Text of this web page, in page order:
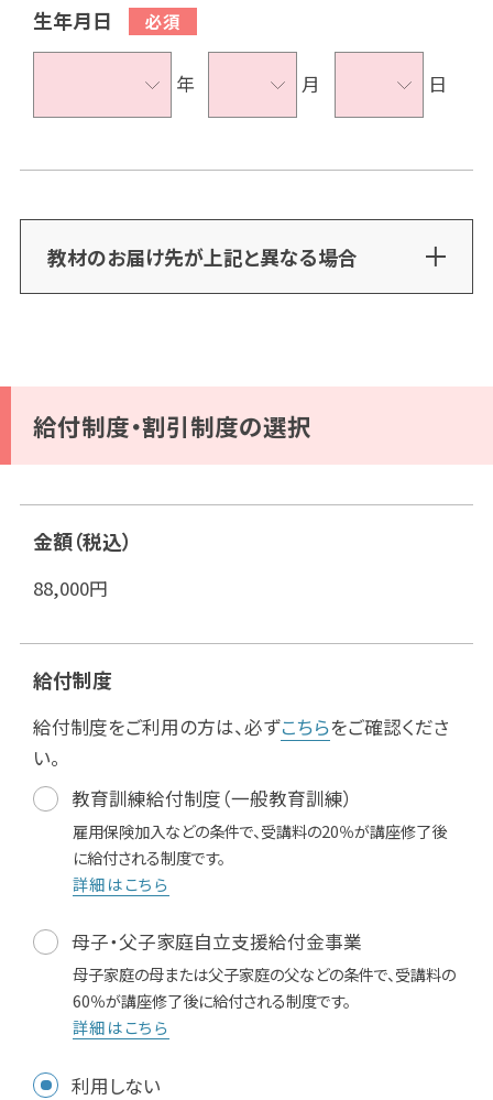
生年月日
年 月 日
教材のお届け先が上記と異なる場合
給付制度・割引制度の選択
金額（税込）
88,000円
給付制度
給付制度をご利用の方は、必ずこちらをご確認くださ
い。
教育訓練給付制度（一般教育訓練）
雇用保険加入などの条件で、受講料の20％が講座修了後
に給付される制度です。
詳細はこちら
母子・父子家庭自立支援給付金事業
母子家庭の母または父子家庭の父などの条件で、受講料の
60％が講座修了後に給付される制度です。
詳細はこちら
利用しない